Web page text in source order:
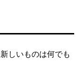
しいものは何でも